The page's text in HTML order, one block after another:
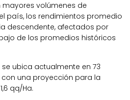
volúmenes de
país, los rendimientos promedio
descendente, afectados por
de los promedios históricos
ubica actualmente en 73
una proyección para la
qq/Ha.